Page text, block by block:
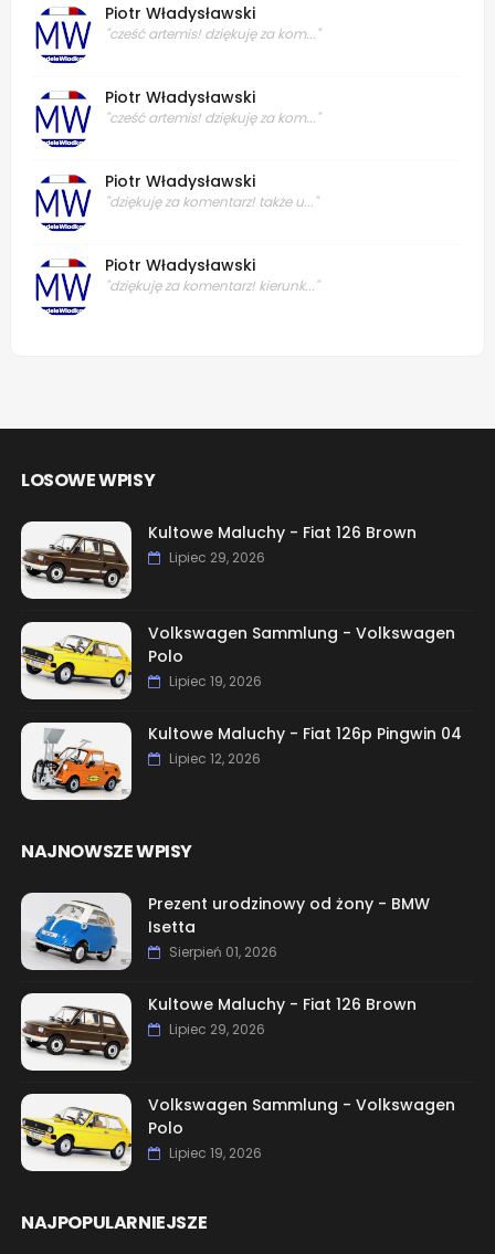
Piotr Władysławski
"cześć artemis! dziękuję za kom..."
Piotr Władysławski
"cześć artemis! dziękuję za kom..."
Piotr Władysławski
"dziękuję za komentarz! także u..."
Piotr Władysławski
"dziękuję za komentarz! kierunk..."
LOSOWE WPISY
Kultowe Maluchy - Fiat 126 Brown
Lipiec 29, 2026
Volkswagen Sammlung - Volkswagen
Polo
Lipiec 19, 2026
Kultowe Maluchy - Fiat 126p Pingwin 04
Lipiec 12, 2026
NAJNOWSZE WPISY
Prezent urodzinowy od żony - BMW
Isetta
Sierpień 01, 2026
Kultowe Maluchy - Fiat 126 Brown
Lipiec 29, 2026
Volkswagen Sammlung - Volkswagen
Polo
Lipiec 19, 2026
NAJPOPULARNIEJSZE